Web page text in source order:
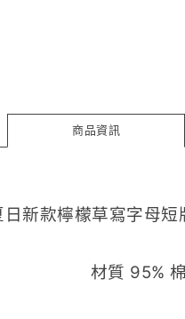
商品資訊
新款檸檬草寫字母
材質 95%